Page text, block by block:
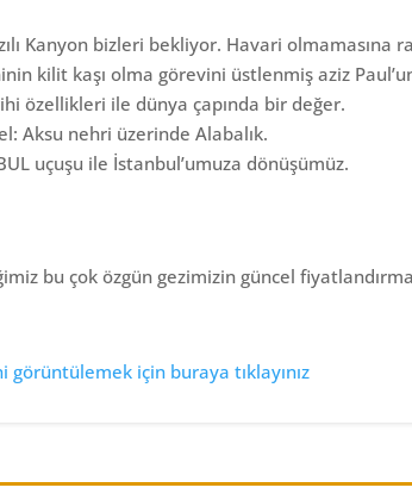
Kanyon bizleri bekliyor. Havari olmamasına
kilit kaşı olma görevini üstlenmiş aziz
özellikleri ile dünya çapında bir değer.
Aksu nehri üzerinde Alabalık.
uçuşu ile İstanbul’umuza dönüşümüz.
bu çok özgün gezimizin güncel
görüntülemek için buraya tıklayınız